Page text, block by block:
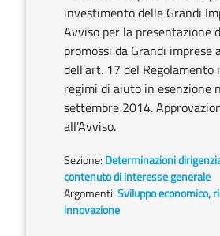
investimento delle Grandi
Avviso per la presentazione
promossi da Grandi imprese
dell’art. 17 del Regolamento
regimi di aiuto in esenzione
settembre 2014.
all’Avviso.
Sezione: Determinazioni
contenuto di interesse generale
Argomenti:Sviluppo economico,
innovazione